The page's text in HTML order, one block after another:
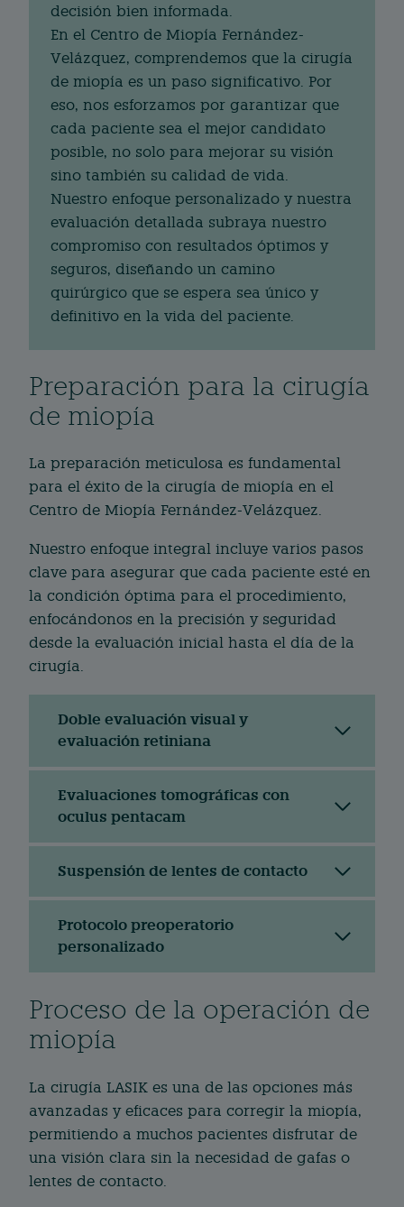
decisión bien informada.
En el Centro de Miopía Fernández-
Velázquez, comprendemos que la cirugía
de miopía es un paso significativo. Por
eso, nos esforzamos por garantizar que
cada paciente sea el mejor candidato
posible, no solo para mejorar su visión
sino también su calidad de vida.
Nuestro enfoque personalizado y nuestra
evaluación detallada subraya nuestro
compromiso con resultados óptimos y
seguros, diseñando un camino
quirúrgico que se espera sea único y
definitivo en la vida del paciente.
Preparación para la cirugía
de miopía
La preparación meticulosa es fundamental
para el éxito de la cirugía de miopía en el
Centro de Miopía Fernández-Velázquez.
Nuestro enfoque integral incluye varios pasos
clave para asegurar que cada paciente esté en
la condición óptima para el procedimiento,
enfocándonos en la precisión y seguridad
desde la evaluación inicial hasta el día de la
cirugía.
Doble evaluación visual y
evaluación retiniana
Evaluaciones tomográficas con
oculus pentacam
Suspensión de lentes de contacto
Protocolo preoperatorio
personalizado
Proceso de la operación de
miopía
La cirugía LASIK es una de las opciones más
avanzadas y eficaces para corregir la miopía,
permitiendo a muchos pacientes disfrutar de
una visión clara sin la necesidad de gafas o
lentes de contacto.